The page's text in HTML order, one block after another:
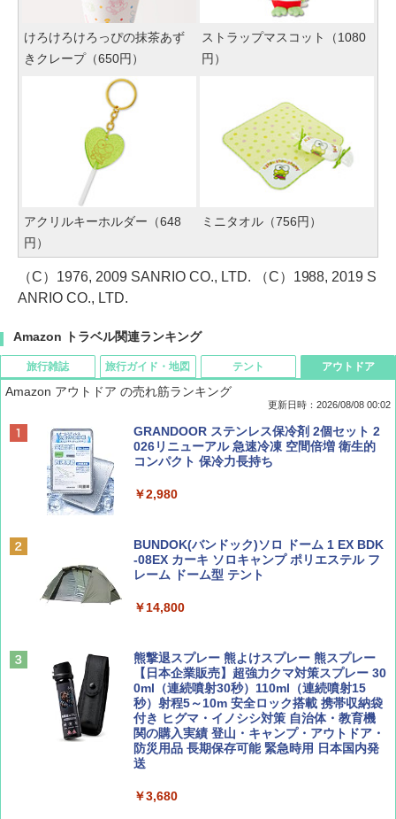
けろけろけろっぴの抹茶あず
きクレープ（650円）
ストラップマスコット（1080
円）
アクリルキーホルダー（648
円）
ミニタオル（756円）
（C）1976, 2009 SANRIO CO., LTD. （C）1988, 2019 S
ANRIO CO., LTD.
Amazon トラベル関連ランキング
旅行雑誌
BE-PAL(ビ-パル) 2026年 9 月号【特別付録:
SOTO ミニマル"旅"財布 ランダム2種】
ディズニーファン ２０２６年 ９月号 [雑
誌] (ＤＩＳＮＥＹ ＦＡＮ)
山と溪谷 2026年8月号「南アルプス大全」
￥1,540
Coyote No.89 特集 星野道夫 夢見る旅
￥1,540
旅行ガイド・地図
D40 地球の歩き方 チェンマイ タイ北部の魅
力的な町 2026～2027 地球の歩き方D アジア
地球の歩き方 スター・ウォーズ
￥2,695
僕が見た未来【完全版】
￥0
A26 地球の歩き方 チェコ ポーランド スロヴ
パ
テント
[キャンパーズコレクション 山善] ポップアッ
プテント 傘みたいに広げて畳める パッとサ
ッとサンシェード キューブ フルクローズ メ
&ハイキング カーキ PATC-150(KH)
PYKES PEAK (パイクスピーク) 着替えテン
人用 折りたたみ 防災グッズ 災害用トイレ ビ
￥4,980
ENDLESS BASE 《めざましテレビで紹介》
テント ワンタッチ RENEW 幅200 2-3人用 43
500002(88859)
アウトドア
Amazon アウトドア の売れ筋ランキング
更新日時：2026/08/08 00:02
GRANDOOR ステンレス保冷剤 2個セット 2
026リニューアル 急速冷凍 空間倍増 衛生的
コンパクト 保冷力長持ち
￥2,980
BUNDOK(バンドック)ソロ ドーム 1 EX BDK
-08EX カーキ ソロキャンプ ポリエステル フ
レーム ドーム型 テント
￥14,800
熊撃退スプレー 熊よけスプレー 熊スプレー
【日本企業販売】超強力クマ対策スプレー 30
0ml（連続噴射30秒）110ml（連続噴射15
秒）射程5～10m 安全ロック搭載 携帯収納袋
付き ヒグマ・イノシシ対策 自治体・教育機
関の購入実績 登山・キャンプ・アウトドア・
防災用品 長期保存可能 緊急時用 日本国内発
送
￥3,680